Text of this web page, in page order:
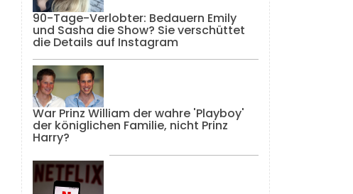
90-Tage-Verlobter: Bedauern Emily
und Sasha die Show? Sie verschüttet
die Details auf Instagram
War Prinz William der wahre 'Playboy'
der königlichen Familie, nicht Prinz
Harry?